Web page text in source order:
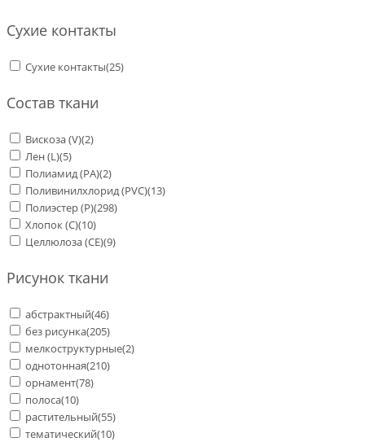
Сухие контакты
Сухие контакты(25)
Состав ткани
Вискоза (V)(2)
Лен (L)(5)
Полиамид (PA)(2)
Поливинилхлорид (PVC)(13)
Полиэстер (Р)(298)
Хлопок (С)(10)
Целлюлоза (CE)(9)
Рисунок ткани
абстрактный(46)
без рисунка(205)
мелкоструктурные(2)
однотонная(210)
орнамент(78)
полоса(10)
растительный(55)
тематический(10)